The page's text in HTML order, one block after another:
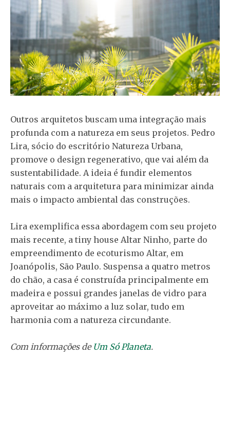
Outros arquitetos buscam uma integração mais
profunda com a natureza em seus projetos. Pedro
Lira, sócio do escritório Natureza Urbana,
promove o design regenerativo, que vai além da
sustentabilidade. A ideia é fundir elementos
naturais com a arquitetura para minimizar ainda
mais o impacto ambiental das construções.
Lira exemplifica essa abordagem com seu projeto
mais recente, a tiny house Altar Ninho, parte do
empreendimento de ecoturismo Altar, em
Joanópolis, São Paulo. Suspensa a quatro metros
do chão, a casa é construída principalmente em
madeira e possui grandes janelas de vidro para
aproveitar ao máximo a luz solar, tudo em
harmonia com a natureza circundante.
Com informações de Um Só Planeta.